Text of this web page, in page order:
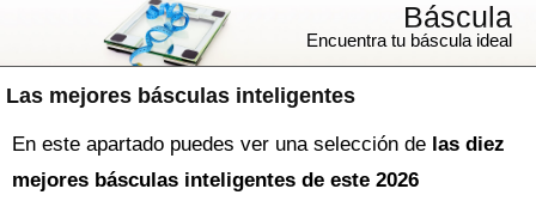
Las mejores básculas inteligentes
Báscula
Encuentra tu báscula ideal
En este apartado puedes ver una selección de las diez
mejores básculas inteligentes de este 2026